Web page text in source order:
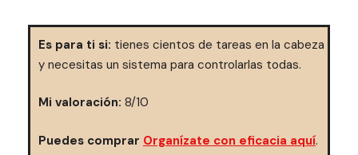
Es para ti si: tienes cientos de tareas en la cabeza
y necesitas un sistema para controlarlas todas.
Mi valoración: 8/10
Puedes comprar Organízate con eficacia aquí.